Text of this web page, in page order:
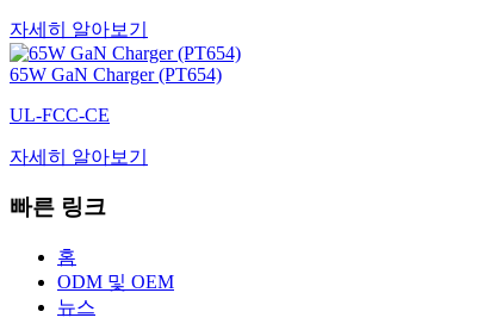
자세히 알아보기
65W GaN Charger (PT654)
UL-FCC-CE
자세히 알아보기
빠른 링크
홈
ODM 및 OEM
뉴스